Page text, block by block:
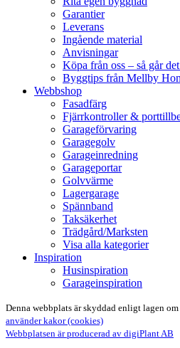
Garantier
Leverans
Ingående material
Anvisningar
Köpa från oss – så går
Byggtips från Mellby
Webbshop
Fasadfärg
Fjärrkontroller &
Garageförvaring
Garagegolv
Garageinredning
Garageportar
Golvvärme
Lagergarage
Spännband
Taksäkerhet
Trädgård/Marksten
Visa alla kategorier
Inspiration
Husinspiration
Garageinspiration
Denna webbplats är skyddad enligt lagen
använder kakor (cookies)
Webbplatsen är producerad av digiPlant AB